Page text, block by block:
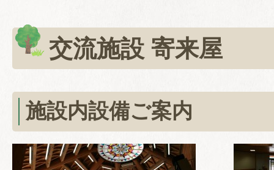
交流施設 寄来屋
施設内設備ご案内